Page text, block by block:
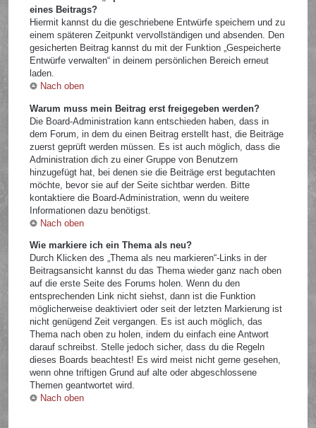
eines Beitrags?
Hiermit kannst du die geschriebene Entwürfe speichern und zu
einem späteren Zeitpunkt vervollständigen und absenden. Den
gesicherten Beitrag kannst du mit der Funktion „Gespeicherte
Entwürfe verwalten“ in deinem persönlichen Bereich erneut
laden.
Nach oben
Warum muss mein Beitrag erst freigegeben werden?
Die Board-Administration kann entschieden haben, dass in
dem Forum, in dem du einen Beitrag erstellt hast, die Beiträge
zuerst geprüft werden müssen. Es ist auch möglich, dass die
Administration dich zu einer Gruppe von Benutzern
hinzugefügt hat, bei denen sie die Beiträge erst begutachten
möchte, bevor sie auf der Seite sichtbar werden. Bitte
kontaktiere die Board-Administration, wenn du weitere
Informationen dazu benötigst.
Nach oben
Wie markiere ich ein Thema als neu?
Durch Klicken des „Thema als neu markieren“-Links in der
Beitragsansicht kannst du das Thema wieder ganz nach oben
auf die erste Seite des Forums holen. Wenn du den
entsprechenden Link nicht siehst, dann ist die Funktion
möglicherweise deaktiviert oder seit der letzten Markierung ist
nicht genügend Zeit vergangen. Es ist auch möglich, das
Thema nach oben zu holen, indem du einfach eine Antwort
darauf schreibst. Stelle jedoch sicher, dass du die Regeln
dieses Boards beachtest! Es wird meist nicht gerne gesehen,
wenn ohne triftigen Grund auf alte oder abgeschlossene
Themen geantwortet wird.
Nach oben